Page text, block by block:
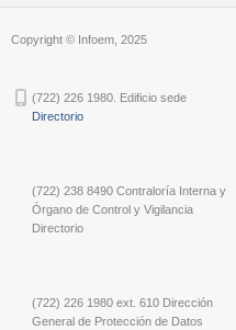
Copyright © Infoem, 2025
(722) 226 1980. Edificio sede
Directorio
(722) 238 8490 Contraloría Interna y
Órgano de Control y Vigilancia
Directorio
(722) 226 1980 ext. 610 Dirección
General de Protección de Datos